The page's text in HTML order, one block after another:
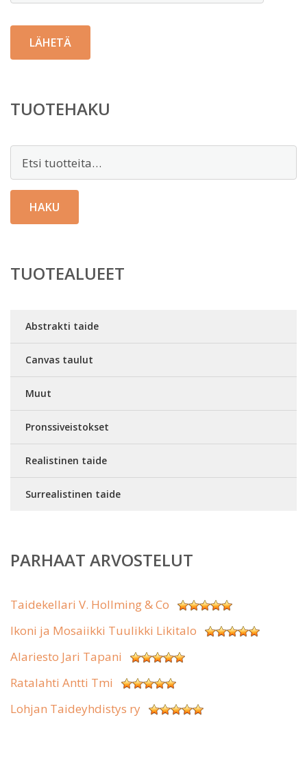
TUOTEHAKU
HAKU
TUOTEALUEET
Abstrakti taide
Canvas taulut
Muut
Pronssiveistokset
Realistinen taide
Surrealistinen taide
PARHAAT ARVOSTELUT
Taidekellari V. Hollming & Co
Ikoni ja Mosaiikki Tuulikki Likitalo
Alariesto Jari Tapani
Ratalahti Antti Tmi
Lohjan Taideyhdistys ry